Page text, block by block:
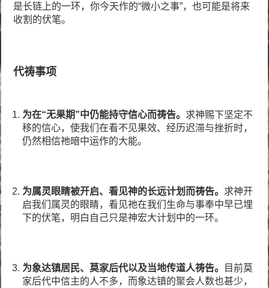
是长链上的一环，你今天作的“微小之事”，也可能是将来
收割的伏笔。
代祷事项
为在“无果期”中仍能持守信心而祷告。 求神赐下坚定不
移的信心，使我们在看不见果效、经历迟滞与挫折时，
仍然相信祂暗中运作的大能。
为属灵眼睛被开启、看见神的长远计划而祷告。 求神开
启我们属灵的眼睛，看见祂在我们生命与事奉中早已埋
下的伏笔，明白自己只是神宏大计划中的一环。
为象达镇居民、莫家后代以及当地传道人祷告。
目前莫
家后代中信主的人不多，而象达镇的聚会人数也甚少，